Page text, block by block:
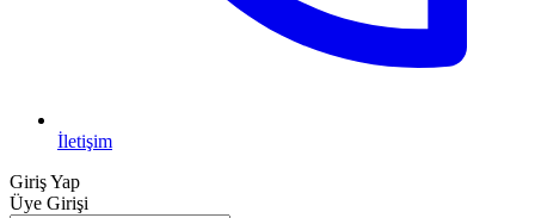
İletişim
Giriş Yap
Üye Girişi